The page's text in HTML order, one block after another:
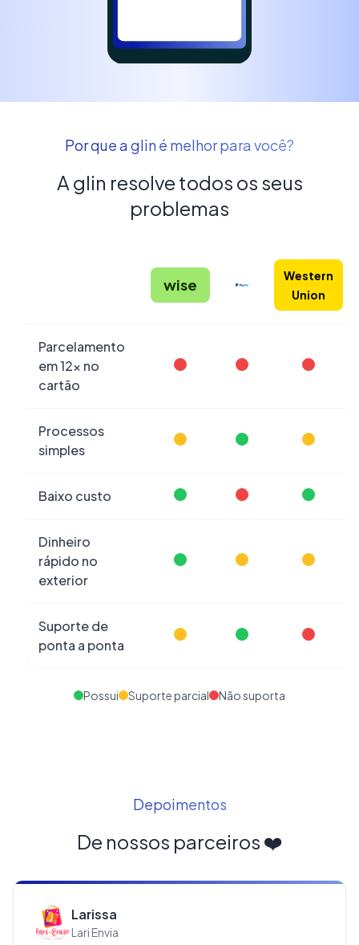
Por que a glin é melhor para você?
A glin resolve todos os seus
problemas
wise
Western
Union
Parcelamento
em 12x no
cartão
Processos
simples
Baixo custo
Dinheiro
rápido no
exterior
Suporte de
ponta a ponta
Possui Suporte parcial Não suporta
Depoimentos
De nossos parceiros ❤️
Larissa
Lari Envia